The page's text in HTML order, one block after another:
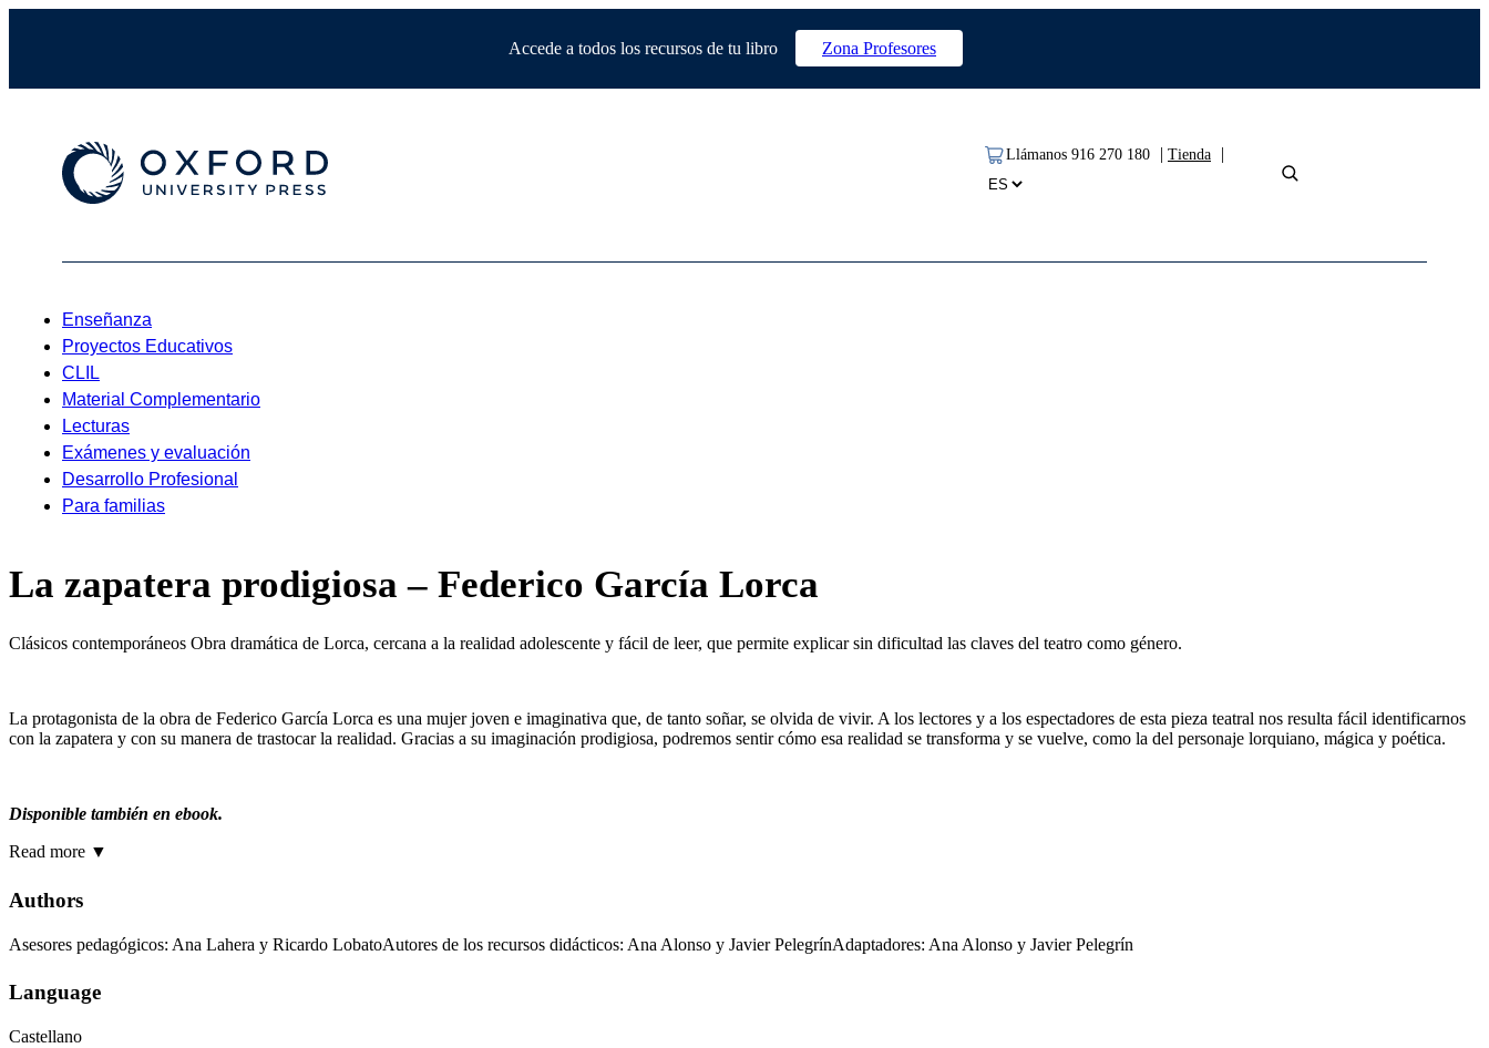
Accede a todos los recursos de tu libro Zona Profesores
Llámanos 916 270 180 Tienda
Enseñanza
Proyectos Educativos
CLIL
Material Complementario
Lecturas
Exámenes y evaluación
Desarrollo Profesional
Para familias
La zapatera prodigiosa – Federico García Lorca
Clásicos contemporáneos Obra dramática de Lorca, cercana a la realidad adolescente y fácil de leer, que permite explicar sin dificultad las claves del teatro como género.
La protagonista de la obra de Federico García Lorca es una mujer joven e imaginativa que, de tanto soñar, se olvida de vivir. A los lectores y a los espectadores de esta pieza teatral nos resulta fácil identificarnos
con la zapatera y con su manera de trastocar la realidad. Gracias a su imaginación prodigiosa, podremos sentir cómo esa realidad se transforma y se vuelve, como la del personaje lorquiano, mágica y poética.
Disponible también en ebook.
Read more ▼
Authors
Asesores pedagógicos: Ana Lahera y Ricardo LobatoAutores de los recursos didácticos: Ana Alonso y Javier PelegrínAdaptadores: Ana Alonso y Javier Pelegrín
Language
Castellano